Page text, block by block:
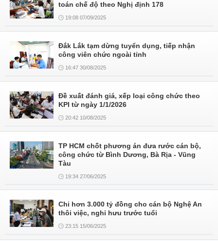
toán chế độ theo Nghị định 178
19:08 07/09/2025
Đắk Lắk tạm dừng tuyển dụng, tiếp nhận
công viên chức ngoài tỉnh
16:47 30/08/2025
Đề xuất đánh giá, xếp loại công chức theo
KPI từ ngày 1/1/2026
20:42 10/08/2025
TP HCM chốt phương án đưa rước cán bộ,
công chức từ Bình Dương, Bà Rịa - Vũng
Tàu
19:34 27/06/2025
Chi hơn 3.000 tỷ đồng cho cán bộ Nghệ An
thôi việc, nghỉ hưu trước tuổi
23:15 15/06/2025